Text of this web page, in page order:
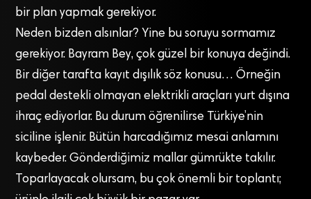
bir plan yapmak gerekiyor.
Neden bizden alsınlar? Yine bu soruyu sormamız
gerekiyor. Bayram Bey, çok güzel bir konuya değindi.
Bir diğer tarafta kayıt dışılık söz konusu… Örneğin
pedal destekli olmayan elektrikli araçları yurt dışına
ihraç ediyorlar. Bu durum öğrenilirse Türkiye’nin
siciline işlenir. Bütün harcadığımız mesai anlamını
kaybeder. Gönderdiğimiz mallar gümrükte takılır.
Toparlayacak olursam, bu çok önemli bir toplantı;